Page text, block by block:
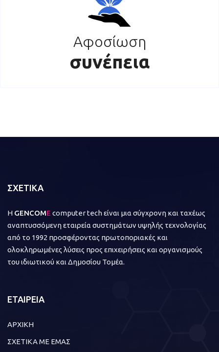
Αφοσίωση
συνέπεια
ΣΧΕΤΙΚΑ
Η GENCOME computer tech είναι μια σύγχρονη και ταχέως
αναπτυσσόμενη εταιρεία συστημάτων υψηλής τεχνολογίας
από το 1992 προσφέροντας πρωτοποριακές και
ολοκληρωμένες λύσεις προς επιχειρήσεις και οργανισμούς
του ιδιωτικού και Δημοσίου Τομέα.
ΕΤΑΙΡΕΙΑ
ΑΡΧΙΚΗ
ΣΧΕΤΙΚΑ ΜΕ ΕΜΑΣ